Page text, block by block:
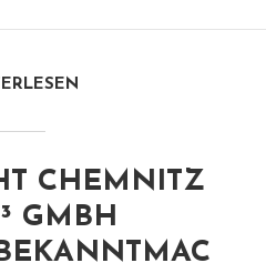
CHEMNITZ
GMBH